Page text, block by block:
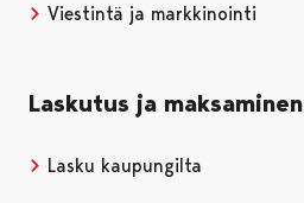
Viestintä ja markkinointi
Laskutus ja maksaminen
Lasku kaupungilta